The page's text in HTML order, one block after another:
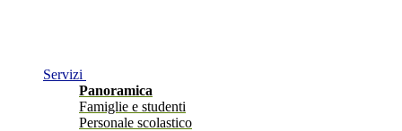
Servizi
Panoramica
Famiglie e studenti
Personale scolastico